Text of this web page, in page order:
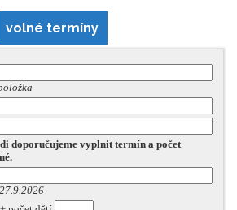
volné termíny